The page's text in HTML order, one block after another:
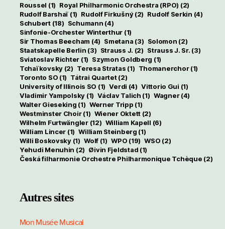
Roussel (1) Royal Philharmonic Orchestra (RPO) (2)
Rudolf Barshaï (1) Rudolf Firkušný(2) Rudolf Serkin (4)
Schubert(18) Schumann (4)
Sinfonie-Orchester Winterthur (1)
Sir Thomas Beecham (4) Smetana (3) Solomon (2)
Staatskapelle Berlin (3) Strauss J. (2) Strauss J. Sr. (3)
Sviatoslav Richter (1) Szymon Goldberg (1)
Tchaïkovsky(2) Teresa Stratas (1) Thomanerchor(1)
Toronto SO (1) Tátrai Quartet(2)
University of Illinois SO (1) Verdi (4) Vittorio Gui (1)
Vladimir Yampolsky (1) Václav Talich (1) Wagner(4)
Walter Gieseking (1) Werner Tripp (1)
Westminster Choir(1) Wiener Oktett (2)
Wilhelm Furtwängler(12) William Kapell (6)
William Lincer (1) William Steinberg (1)
Willi Boskovsky(1) Wolf(1) WPO (19) WSO (2)
Yehudi Menuhin (2) Øivin Fjeldstad (1)
Česká filharmonie Orchestre Philharmonique Tchèque (2)
Autres sites
Mon Musée Musical